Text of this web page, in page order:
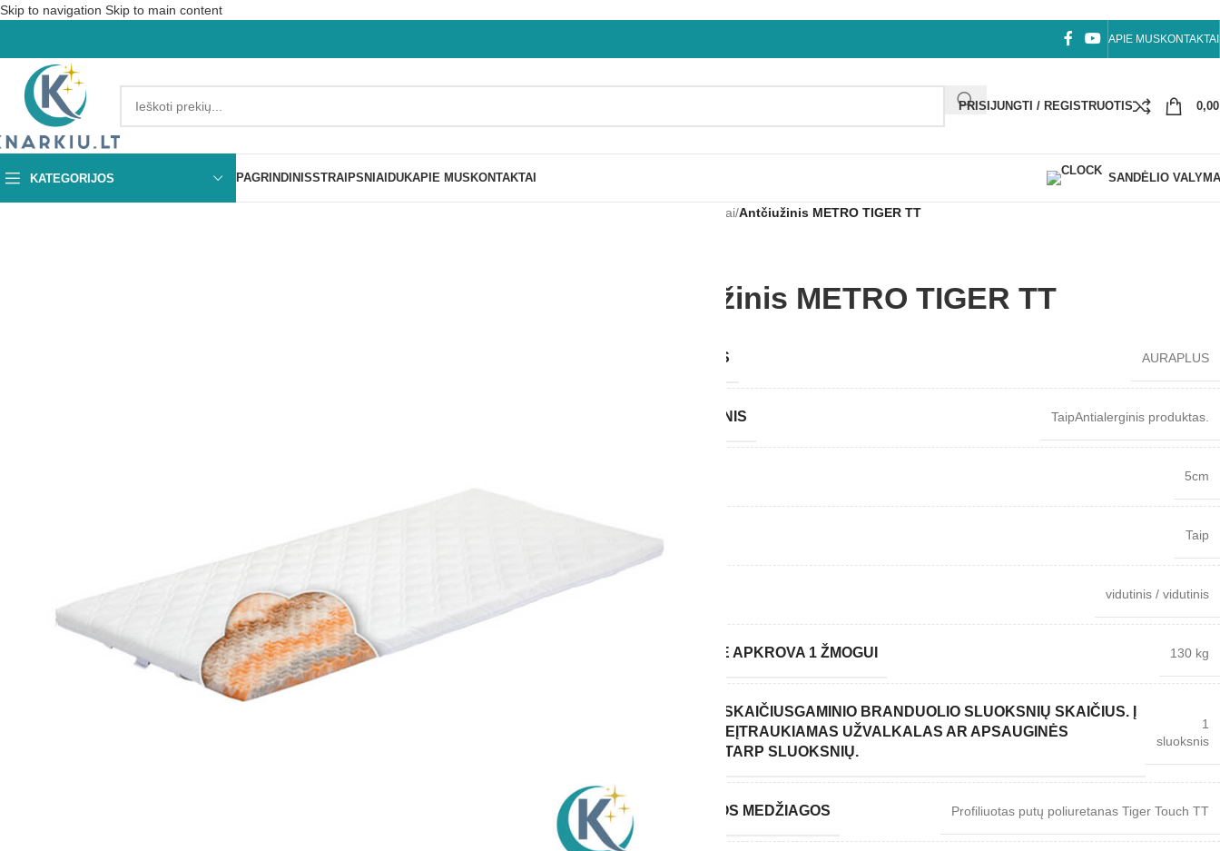
Skip to navigation Skip to main content
APIE MUSKONTAKTAI
PRISIJUNGTI / REGISTRUOTIS
KATEGORIJOS PAGRINDINISSTRAIPSNIAI DUKAPIE MUS KONTAKTAI SANDĖLIO
Antčiužiniai/Antčiužinis METRO TIGER TT
Antčiužinis METRO TIGER TT
GAMINTOJAS AURAPLUS
ANTIALERGINIS TaipAntialerginis produktas.
5cm
DVIPUSIS Taip
vidutinis / vidutinis
ORTOPEDINĖ APKROVA 1 ŽMOGUI 130 kg
SLUOKSNIŲ SKAIČIUSGAMINIO BRANDUOLIO SLUOKSNIŲ SKAIČIUS. Į
ŠĮ SKAIČIŲ NEĮTRAUKIAMAS UŽVALKALAS AR APSAUGINĖS
MEDŽIAGOS TARP SLUOKSNIŲ.
1
sluoksnis
NAUDOJAMOS MEDŽIAGOS Profiliuotas putų poliuretanas Tiger Touch TT